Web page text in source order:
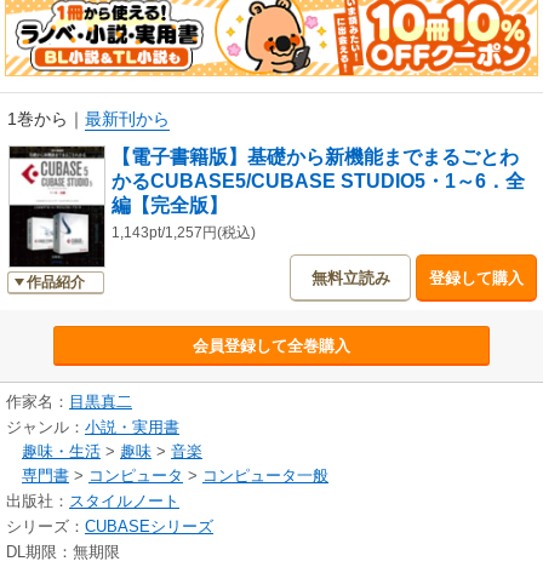
まったくわからない」という人にも参考となる内容だ。音楽制作のプロが
実際の制作手順や新機能を使った効率的な手法についても解説している。
1巻から ｜ 最新刊から
作品紹介
【電子書籍版】基礎から新機能までまるごとわ
かるCUBASE5/CUBASE STUDIO5・1～6．全
編【完全版】
1,143pt/1,257円(税込)
無料立読み 登録して購入
会員登録して全巻購入
作家名： 目黒真二
ジャンル： 小説・実用書
趣味・生活 > 趣味 > 音楽
専門書 > コンピュータ > コンピュータ一般
出版社： スタイルノート
シリーズ： CUBASEシリーズ
DL期限：無期限